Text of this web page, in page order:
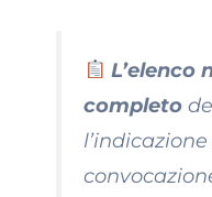
L’elenco
completo